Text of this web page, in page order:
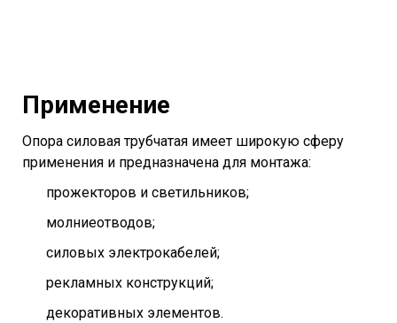
Применение
Опора силовая трубчатая имеет широкую сферу
применения и предназначена для монтажа:
прожекторов и светильников;
молниеотводов;
силовых электрокабелей;
рекламных конструкций;
декоративных элементов.